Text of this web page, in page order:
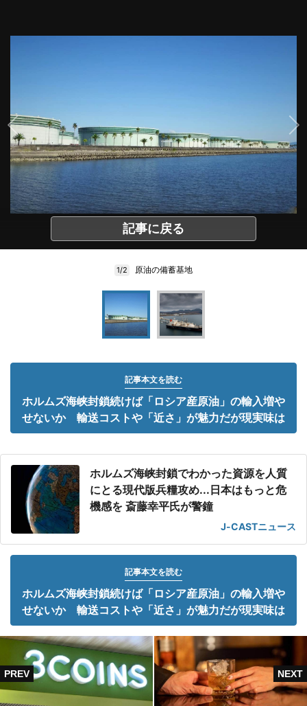
記事に戻る
1/2 原油の備蓄基地
記事本文を読む
ホルムズ海峡封鎖続けば「ロシア産原油」の輸入増や
せないか 輸送コストや「近さ」が魅力だが現実味は
ホルムズ海峡封鎖でわかった資源を人質
にとる現代版兵糧攻め...日本はもっと危
機感を 斎藤幸平氏が警鐘
J-CASTニュース
記事本文を読む
ホルムズ海峡封鎖続けば「ロシア産原油」の輸入増や
せないか 輸送コストや「近さ」が魅力だが現実味は